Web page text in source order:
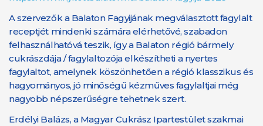
A szervezők a Balaton Fagyijának megválasztott fagylalt
receptjét mindenki számára elérhetővé, szabadon
felhasználhatóvá teszik, így a Balaton régió bármely
cukrászdája / fagylaltozója elkészítheti a nyertes
fagylaltot, amelynek köszönhetően a régió klasszikus és
hagyományos, jó minőségű kézműves fagylaltjai még
nagyobb népszerűségre tehetnek szert.
Erdélyi Balázs, a Magyar Cukrász Ipartestület szakmai